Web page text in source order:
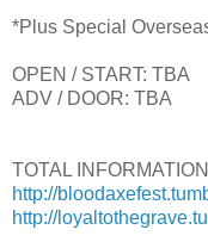
*Plus Special
OPEN / START: TBA
ADV / DOOR: TBA
TOTAL INFORMATION
http://
http://